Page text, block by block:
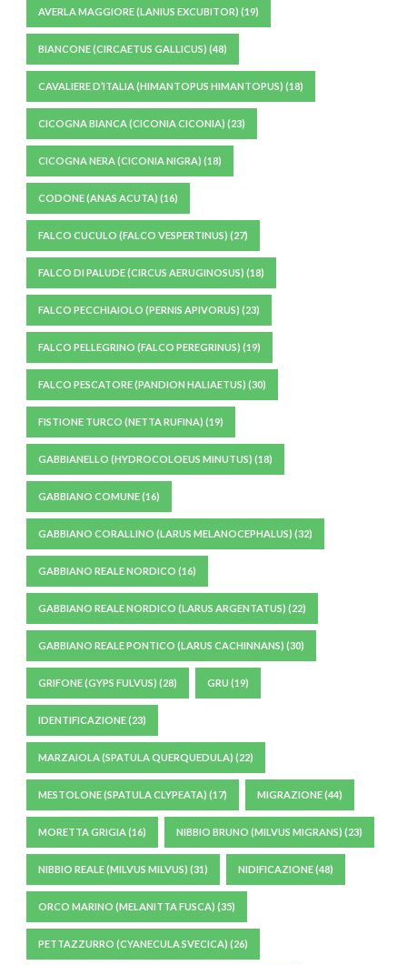
AVERLA MAGGIORE (LANIUS EXCUBITOR) (19)
BIANCONE (CIRCAETUS GALLICUS) (48)
CAVALIERE D’ITALIA (HIMANTOPUS HIMANTOPUS) (18)
CICOGNA BIANCA (CICONIA CICONIA) (23)
CICOGNA NERA (CICONIA NIGRA) (18)
CODONE (ANAS ACUTA) (16)
FALCO CUCULO (FALCO VESPERTINUS) (27)
FALCO DI PALUDE (CIRCUS AERUGINOSUS) (18)
FALCO PECCHIAIOLO (PERNIS APIVORUS) (23)
FALCO PELLEGRINO (FALCO PEREGRINUS) (19)
FALCO PESCATORE (PANDION HALIAETUS) (30)
FISTIONE TURCO (NETTA RUFINA) (19)
GABBIANELLO (HYDROCOLOEUS MINUTUS) (18)
GABBIANO COMUNE(16)
GABBIANO CORALLINO (LARUS MELANOCEPHALUS) (32)
GABBIANO REALE NORDICO (16)
GABBIANO REALE NORDICO (LARUS ARGENTATUS) (22)
GABBIANO REALE PONTICO (LARUS CACHINNANS) (30)
GRIFONE (GYPS FULVUS) (28) GRU (19)
IDENTIFICAZIONE(23)
MARZAIOLA (SPATULA QUERQUEDULA) (22)
MESTOLONE (SPATULA CLYPEATA) (17) MIGRAZIONE(44)
MORETTA GRIGIA(16) NIBBIO BRUNO (MILVUS MIGRANS) (23)
NIBBIO REALE (MILVUS MILVUS) (31) NIDIFICAZIONE(48)
ORCO MARINO (MELANITTA FUSCA) (35)
PETTAZZURRO (CYANECULA SVECICA) (26)